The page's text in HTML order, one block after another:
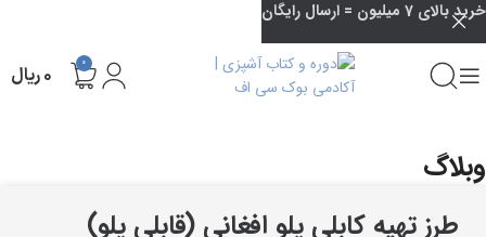
0 ۰ریال
وبلاگ
طرز تهیه کابلی پلو افغانی (قابلی پلو)
خرید بالای 7 میلیون = ارسال رایگان